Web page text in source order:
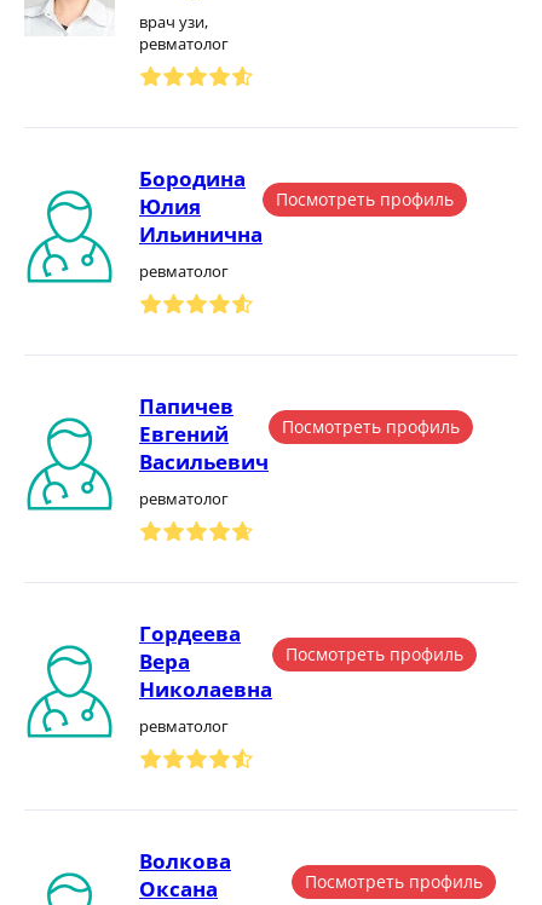
врач узи,
ревматолог
Бородина
Юлия
Ильинична
ревматолог
Посмотреть профиль
Папичев
Евгений
Васильевич
ревматолог
Посмотреть профиль
Гордеева
Вера
Николаевна
ревматолог
Посмотреть профиль
Волкова
Оксана
Посмотреть профиль